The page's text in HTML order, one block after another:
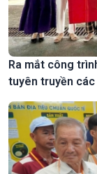
Ra mắt công
tuyên truyền các